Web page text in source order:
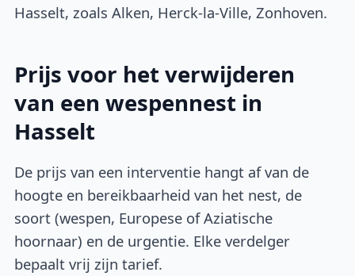
Hasselt, zoals Alken, Herck-la-Ville, Zonhoven.
Prijs voor het verwijderen
van een wespennest in
Hasselt
De prijs van een interventie hangt af van de
hoogte en bereikbaarheid van het nest, de
soort (wespen, Europese of Aziatische
hoornaar) en de urgentie. Elke verdelger
bepaalt vrij zijn tarief.